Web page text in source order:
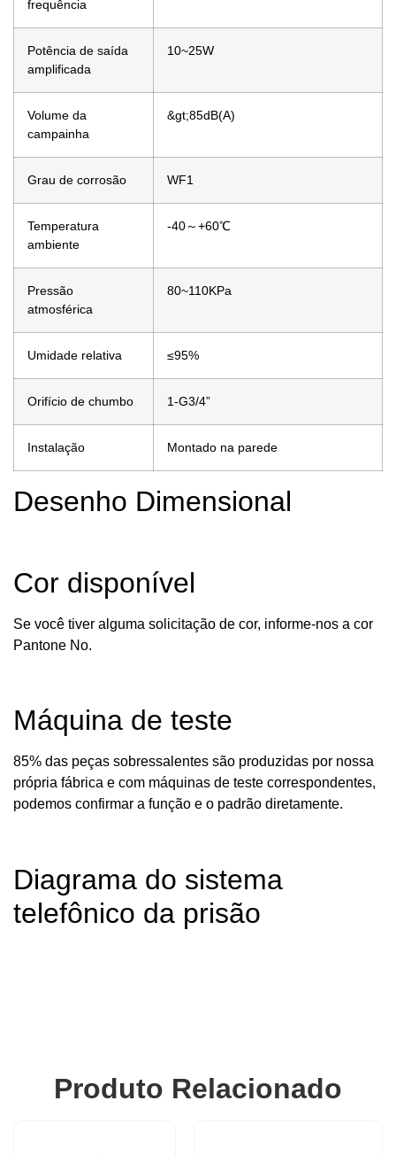
frequência
Potência de saída
amplificada
10~25W
Volume da
campainha
&gt;85dB(A)
Grau de corrosão WF1
Temperatura
ambiente
-40～+60℃
Pressão
atmosférica
80~110KPa
Umidade relativa ≤95%
Orifício de chumbo 1-G3/4”
Instalação Montado na parede
Desenho Dimensional
Cor disponível
Se você tiver alguma solicitação de cor, informe-nos a cor
Pantone No.
Máquina de teste
85% das peças sobressalentes são produzidas por nossa
própria fábrica e com máquinas de teste correspondentes,
podemos confirmar a função e o padrão diretamente.
Diagrama do sistema
telefônico da prisão
Produto Relacionado